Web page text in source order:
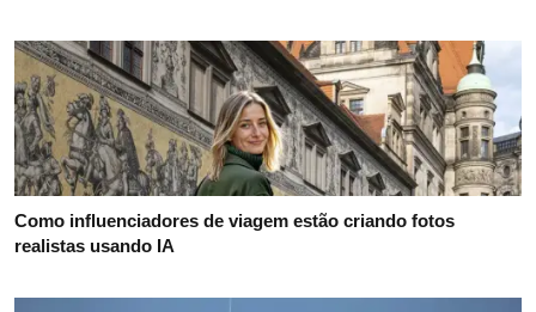
Como influenciadores de viagem estão criando fotos
realistas usando IA